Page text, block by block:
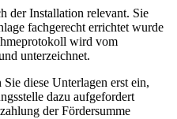
der Installation relevant. Sie
fachgerecht errichtet wurde
wird vom
unterzeichnet.
diese Unterlagen erst ein,
dazu aufgefordert
der Fördersumme